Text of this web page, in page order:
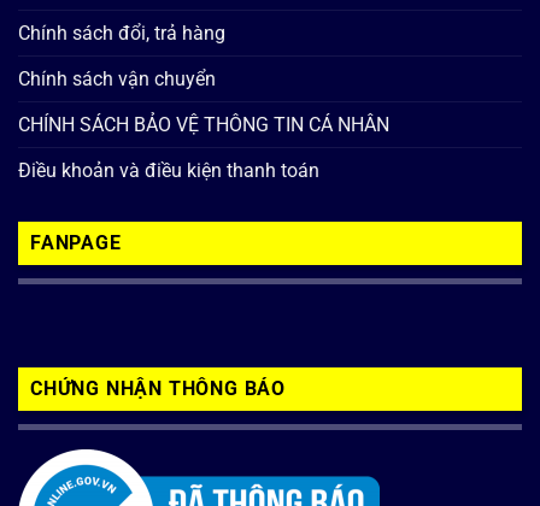
Chính sách đổi, trả hàng
Chính sách vận chuyển
CHÍNH SÁCH BẢO VỆ THÔNG TIN CÁ NHÂN
Điều khoản và điều kiện thanh toán
FANPAGE
CHỨNG NHẬN THÔNG BÁO